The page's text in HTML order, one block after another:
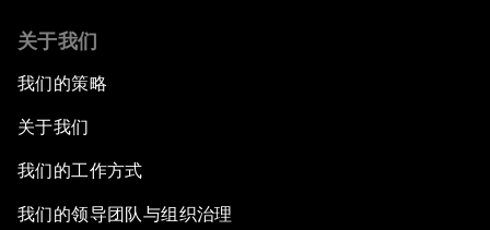
关于我们
我们的策略
关于我们
我们的工作方式
我们的领导团队与组织治理